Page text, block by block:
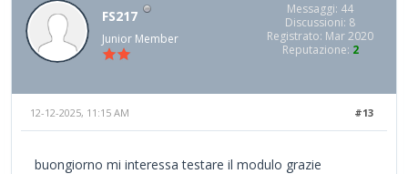
FS217
Junior Member
Messaggi: 44
Discussioni: 8
Registrato: Mar 2020
Reputazione: 2
#13
12-12-2025, 11:15 AM
buongiorno mi interessa testare il modulo grazie